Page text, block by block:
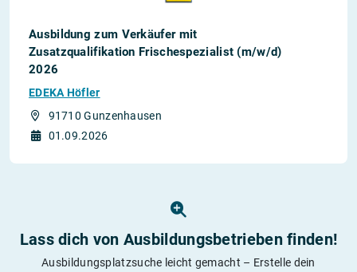
Ausbildung zum Verkäufer mit
Zusatzqualifikation Frischespezialist (m/w/d)
2026
EDEKA Höfler
91710 Gunzenhausen
01.09.2026
Lass dich von Ausbildungs­betrieben finden!
Ausbildungsplatzsuche leicht gemacht – Erstelle dein